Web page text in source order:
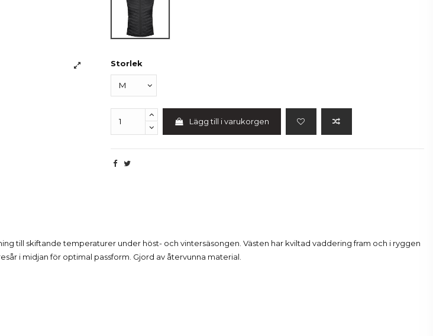
Storlek
Lägg till i varukorgen
till skiftande temperaturer under höst- och vintersäsongen. Västen har kviltad vaddering fram och i ryggen
i midjan för optimal passform. Gjord av återvunna material.